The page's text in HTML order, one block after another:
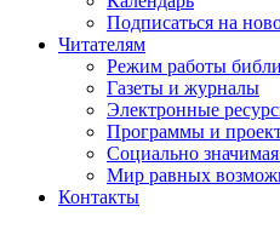
Подписаться на
Читателям
Режим работы
Газеты и журналы
Электронные
Программы и
Социально
Мир равных
Контакты